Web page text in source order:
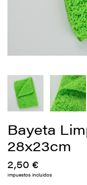
Bayeta
28x23cm
2,50 €
Impuestos incluidos